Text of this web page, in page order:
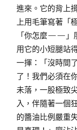
進來。它的背上
上用毛筆寫著「
「你怎麼——」
用它的小短腿站
一揮：「沒時間
了！我們必須在
未落，一股極致
入，伴隨著一個
的醬油比例嚴重